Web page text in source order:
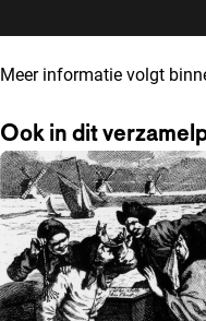
Meer informatie volgt
Ook in dit